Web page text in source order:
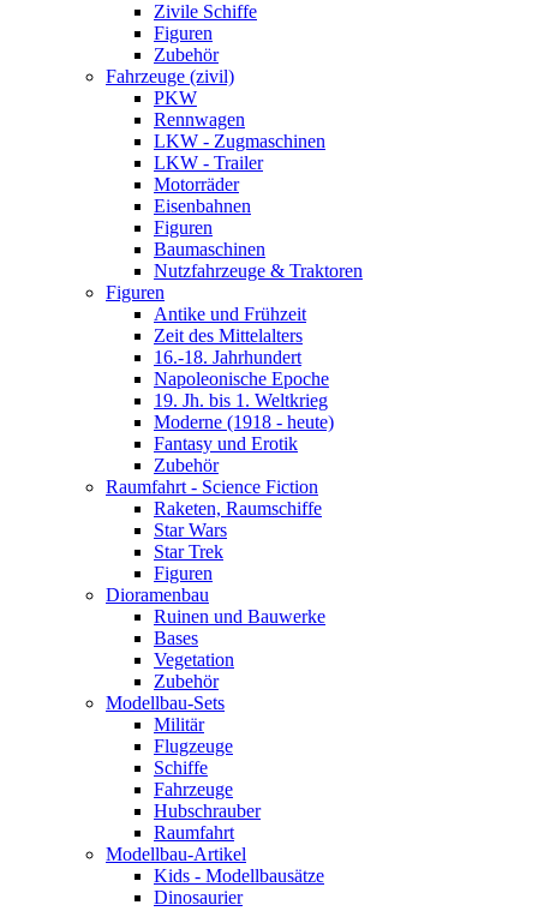
Zivile Schiffe
Figuren
Zubehör
Fahrzeuge (zivil)
PKW
Rennwagen
LKW - Zugmaschinen
LKW - Trailer
Motorräder
Eisenbahnen
Figuren
Baumaschinen
Nutzfahrzeuge & Traktoren
Figuren
Antike und Frühzeit
Zeit des Mittelalters
16.-18. Jahrhundert
Napoleonische Epoche
19. Jh. bis 1. Weltkrieg
Moderne (1918 - heute)
Fantasy und Erotik
Zubehör
Raumfahrt - Science Fiction
Raketen, Raumschiffe
Star Wars
Star Trek
Figuren
Dioramenbau
Ruinen und Bauwerke
Bases
Vegetation
Zubehör
Modellbau-Sets
Militär
Flugzeuge
Schiffe
Fahrzeuge
Hubschrauber
Raumfahrt
Modellbau-Artikel
Kids - Modellbausätze
Dinosaurier